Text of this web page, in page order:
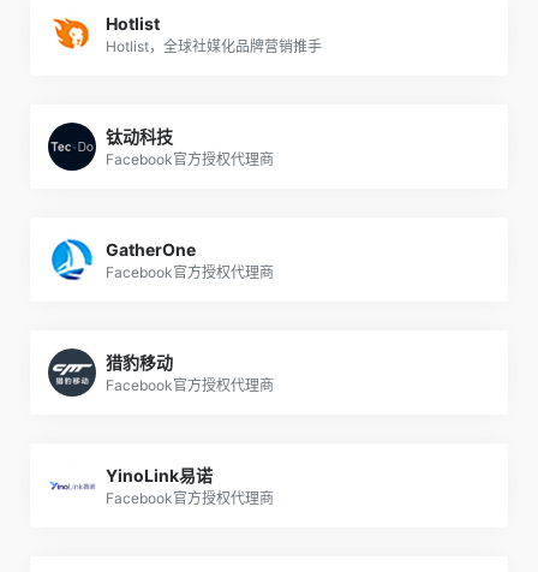
Hotlist
Hotlist，全球社媒化品牌营销推手
钛动科技
Facebook官方授权代理商
GatherOne
Facebook官方授权代理商
猎豹移动
Facebook官方授权代理商
YinoLink易诺
Facebook官方授权代理商